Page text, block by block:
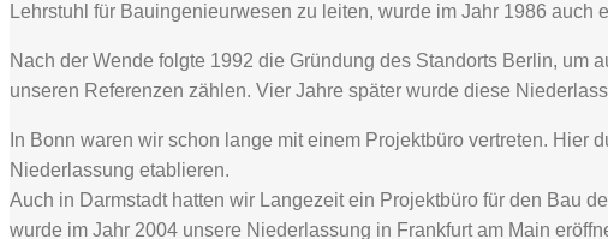
Lehrstuhl für Bauingenieurwesen zu leiten, wurde im Jahr 1986
Nach der Wende folgte 1992 die Gründung des Standorts Berlin,
unseren Referenzen zählen. Vier Jahre später wurde diese
In Bonn waren wir schon lange mit einem Projektbüro vertreten. Hier
Niederlassung etablieren.
Auch in Darmstadt hatten wir Langezeit ein Projektbüro für den Bau
wurde im Jahr 2004 unsere Niederlassung in Frankfurt am Main